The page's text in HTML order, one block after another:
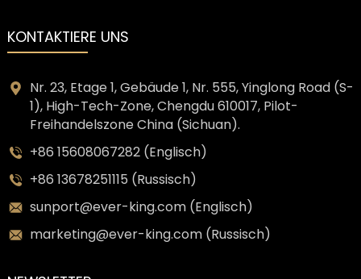
KONTAKTIERE UNS
Nr. 23, Etage 1, Gebäude 1, Nr. 555, Yinglong Road (S-
1), High-Tech-Zone, Chengdu 610017, Pilot-
Freihandelszone China (Sichuan).
+86 15608067282 (Englisch)
+86 13678251115 (Russisch)
sunport@ever-king.com (Englisch)
marketing@ever-king.com (Russisch)